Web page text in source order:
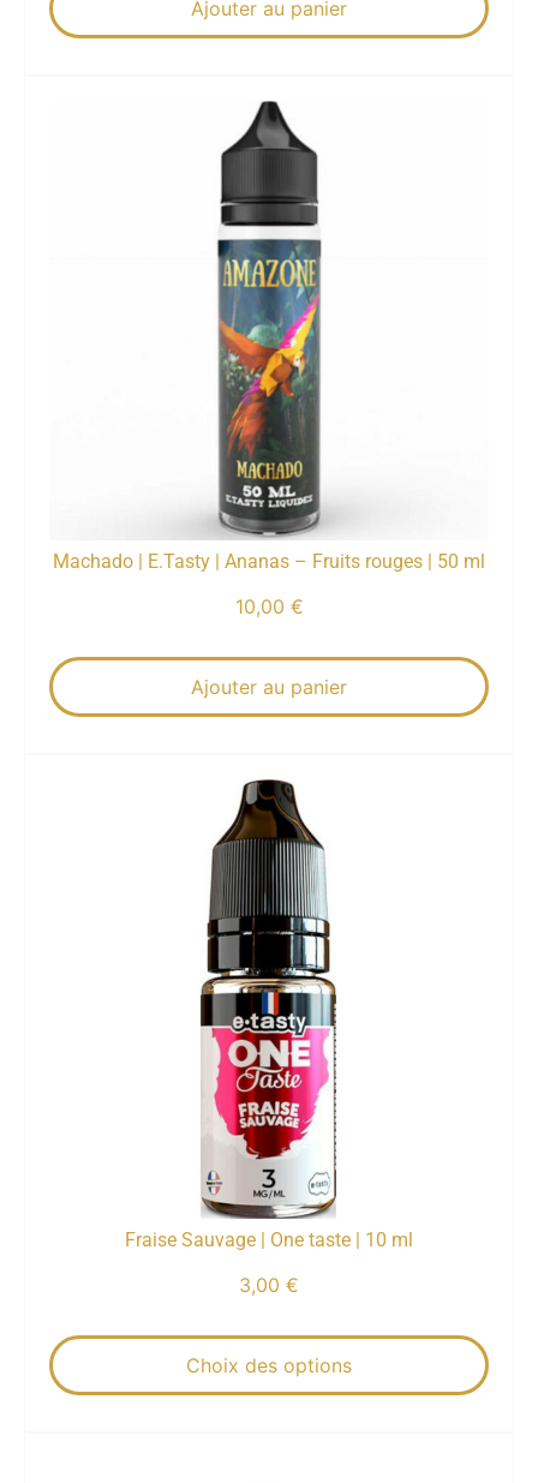
Ajouter au panier
Machado | E.Tasty | Ananas – Fruits rouges | 50 ml
10,00 €
Ajouter au panier
Fraise Sauvage | One taste | 10 ml
3,00 €
Choix des options